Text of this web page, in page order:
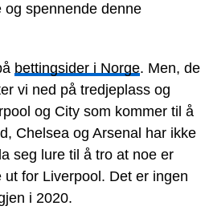
og spennende denne
bettingsider i Norge. Men, de
vi ned på tredjeplass og
og City som kommer til å
Chelsea og Arsenal har ikke
seg lure til å tro at noe er
for Liverpool. Det er ingen
i 2020.